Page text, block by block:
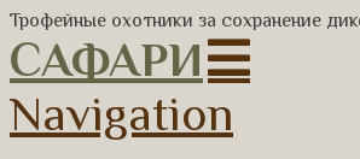
Трофейные охотники за сохранение
САФАРИ
Navigation